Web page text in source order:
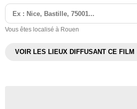
Vous êtes localisé à Rouen
VOIR LES LIEUX DIFFUSANT CE FILM